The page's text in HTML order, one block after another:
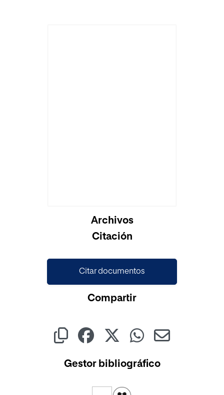
Archivos
Citación
Citar documentos
Compartir
Gestor bibliográfico